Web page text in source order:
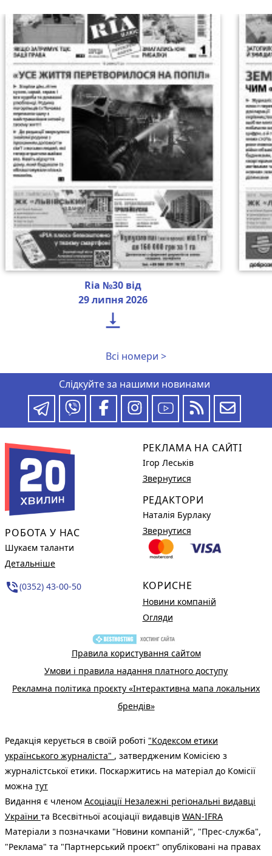
Ria №30 від
29 липня 2026

Всі номери >
Слідкуйте за нашими новинами
РОБОТА У НАС
Шукаєм таланти
Детальніше
phone_in_talk(0352) 43-00-50
РЕКЛАМА НА САЙТІ
Ігор Леськів
Звернутися
РЕДАКТОРИ
Наталія Бурлаку
Звернутися
КОРИСНЕ
Новини компаній
Огляди
Правила користування сайтом
Умови і правила надання платного доступу
Рекламна політика проєкту «Інтерактивна мапа локальних
брендів»
Редакція керується в своїй роботі "Кодексом етики
українського журналіста" , затвердженим Комісією з
журналістської етики. Поскаржитись на матеріал до Комісії
можна тут
Видання є членом Асоціації Незалежні регіональні видавці
України та Всесвітньої асоціації видавців WAN-IFRA
Матеріали з позначками "Новини компаній", "Прес-служба",
"Реклама" та "Партнерський проєкт" опубліковані на правах